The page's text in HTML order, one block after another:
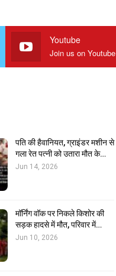
Youtube
Join us on Youtube
पति की हैवानियत, ग्राइंडर मशीन से
गला रेत पत्नी को उतारा मौत के…
Jun 14, 2026
मॉर्निंग वॉक पर निकले किशोर की
सड़क हादसे में मौत, परिवार में…
Jun 10, 2026